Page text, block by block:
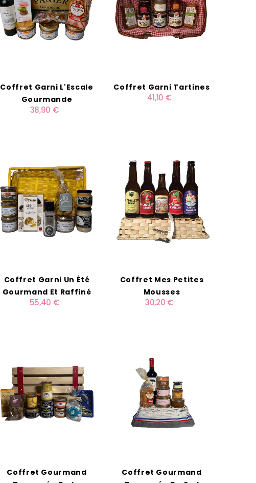
Coffret Garni L'Escale
Gourmande
38,90 €
Coffret Garni Tartines
41,10 €
Coffret Garni Un Été
Gourmand Et Raffiné
55,40 €
Coffret Mes Petites
Mousses
30,20 €
Coffret Gourmand
Coffret Gourmand